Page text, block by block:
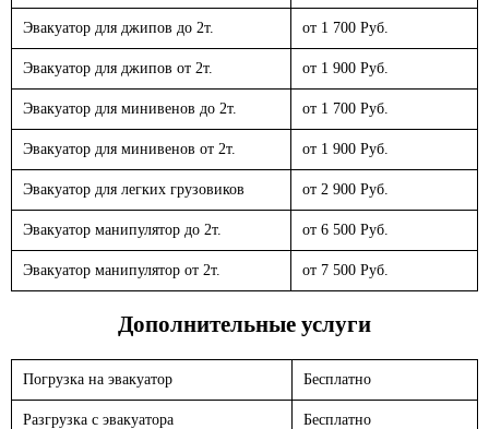
Эвакуатор для джипов до 2т. от 1 700 Руб.
Эвакуатор для джипов от 2т. от 1 900 Руб.
Эвакуатор для минивенов до 2т. от 1 700 Руб.
Эвакуатор для минивенов от 2т. от 1 900 Руб.
Эвакуатор для легких грузовиков от 2 900 Руб.
Эвакуатор манипулятор до 2т. от 6 500 Руб.
Эвакуатор манипулятор от 2т. от 7 500 Руб.
Дополнительные услуги
Погрузка на эвакуатор Бесплатно
Разгрузка с эвакуатора Бесплатно